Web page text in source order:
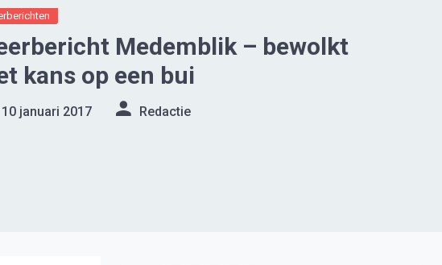
Medemblik – bewolkt
kans op een bui
10 januari 2017 Redactie